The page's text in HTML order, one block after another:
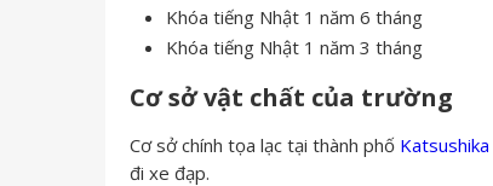
Khóa tiếng Nhật 1 năm 6 tháng
Khóa tiếng Nhật 1 năm 3 tháng
Cơ sở vật chất của trường
Cơ sở chính tọa lạc tại thành phố Katsushika
đi xe đạp.